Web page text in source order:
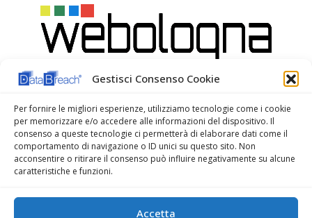
Gestisci Consenso Cookie
Per fornire le migliori esperienze, utilizziamo tecnologie come i cookie
per memorizzare e/o accedere alle informazioni del dispositivo. Il
consenso a queste tecnologie ci permetterà di elaborare dati come il
comportamento di navigazione o ID unici su questo sito. Non
acconsentire o ritirare il consenso può influire negativamente su alcune
caratteristiche e funzioni.
Accetta